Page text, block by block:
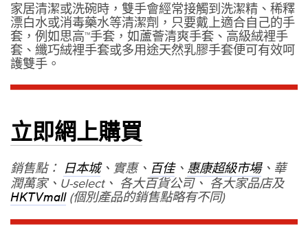
家居清潔或洗碗時，雙手會經常接觸到洗潔精、稀釋
漂白水或消毒藥水等清潔劑，只要戴上適合自己的手
套，例如思高™手套，如蘆薈清爽手套、高級絨裡手
套、纖巧絨裡手套或多用途天然乳膠手套便可有效呵
護雙手。
立即網上購買
銷售點： 日本城、實惠、 百佳、 惠康超級市場、華
潤萬家、U-select、 各大百貨公司、 各大家品店及
HKTVmall(個別產品的銷售點略有不同)